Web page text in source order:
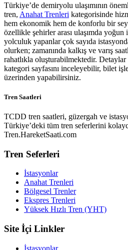
Türkiye’de demiryolu ulaşımının
tren, Anahat Trenleri kategorisinde
hem ekonomik hem de konforlu bir
özellikle şehirler arası ulaşımda
yolculuk yapanlar çok sayıda
olurken; zamanında kalkış ve varış
rahatlıkla oluşturabilmektedir.
kategori sayfasını inceleyebilir, bilet
üzerinden yapabilirsiniz.
Tren Saatleri
TCDD tren saatleri, güzergah ve
Türkiye’deki tüm tren seferlerini
Tren.HareketSaati.com
Tren Seferleri
İstasyonlar
Anahat Trenleri
Bölgesel Trenler
Ekspres Trenleri
Yüksek Hızlı Tren (YHT)
Site İçi Linkler
İstasyonlar